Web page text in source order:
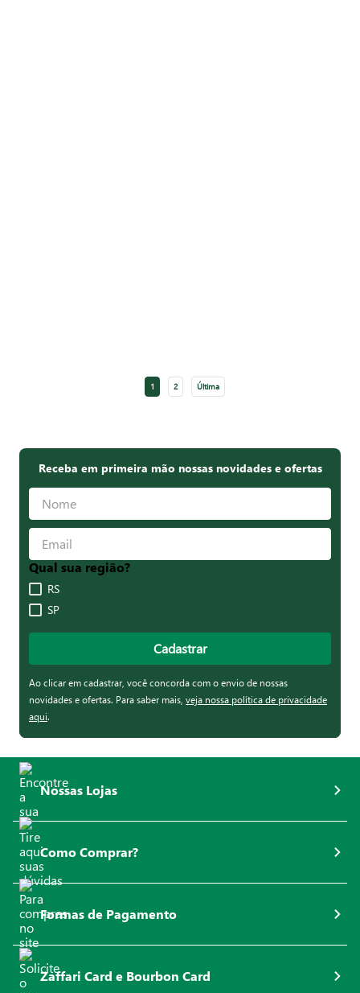
1 2 Última
Receba em primeira mão nossas novidades e ofertas
Qual sua região?
RS
SP
Cadastrar
Ao clicar em cadastrar, você concorda com o envio de nossas
novidades e ofertas. Para saber mais, veja nossa política de privacidade
aqui.
Nossas Lojas
Como Comprar?
Formas de Pagamento
Zaffari Card e Bourbon Card